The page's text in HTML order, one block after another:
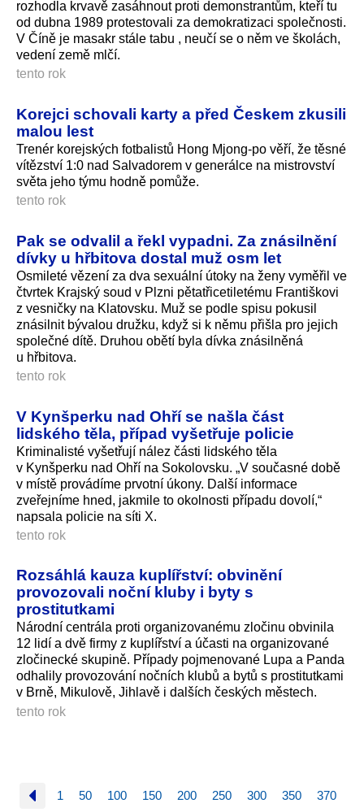
rozhodla krvavě zasáhnout proti demonstrantům, kteří tu
od dubna 1989 protestovali za demokratizaci společnosti.
V Číně je masakr stále tabu , neučí se o něm ve školách,
vedení země mlčí.
tento rok
Korejci schovali karty a před Českem zkusili
malou lest
Trenér korejských fotbalistů Hong Mjong-po věří, že těsné
vítězství 1:0 nad Salvadorem v generálce na mistrovství
světa jeho týmu hodně pomůže.
tento rok
Pak se odvalil a řekl vypadni. Za znásilnění
dívky u hřbitova dostal muž osm let
Osmileté vězení za dva sexuální útoky na ženy vyměřil ve
čtvrtek Krajský soud v Plzni pětatřicetiletému Františkovi
z vesničky na Klatovsku. Muž se podle spisu pokusil
znásilnit bývalou družku, když si k němu přišla pro jejich
společné dítě. Druhou obětí byla dívka znásilněná
u hřbitova.
tento rok
V Kynšperku nad Ohří se našla část
lidského těla, případ vyšetřuje policie
Kriminalisté vyšetřují nález části lidského těla
v Kynšperku nad Ohří na Sokolovsku. „V současné době
v místě provádíme prvotní úkony. Další informace
zveřejníme hned, jakmile to okolnosti případu dovolí,“
napsala policie na síti X.
tento rok
Rozsáhlá kauza kuplířství: obvinění
provozovali noční kluby i byty s
prostitutkami
Národní centrála proti organizovanému zločinu obvinila
12 lidí a dvě firmy z kuplířství a účasti na organizované
zločinecké skupině. Případy pojmenované Lupa a Panda
odhalily provozování nočních klubů a bytů s prostitutkami
v Brně, Mikulově, Jihlavě i dalších českých městech.
tento rok
1 50 100 150 200 250 300 350 370